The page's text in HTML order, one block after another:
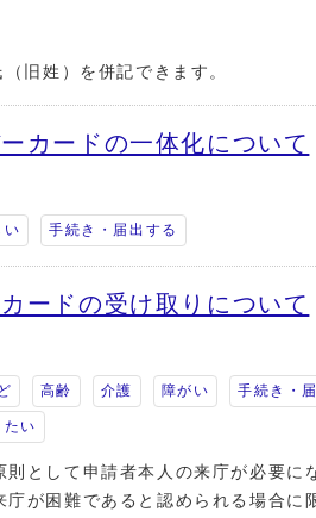
旧姓）を併記できます。
カードの一体化について
い 手続き・届出する
ードの受け取りについて
高齢 介護 障がい 手続き・
い
として申請者本人の来庁が必要に
が困難であると認められる場合に